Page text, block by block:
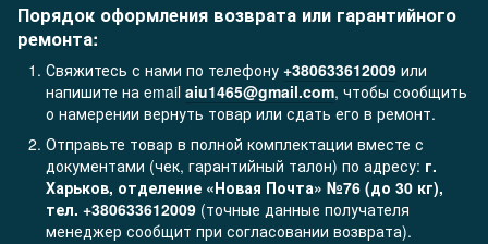
Порядок оформления возврата или гарантийного
ремонта:
Свяжитесь с нами по телефону +380633612009 или
напишите на email aiu1465@gmail.com, чтобы сообщить
о намерении вернуть товар или сдать его в ремонт.
Отправьте товар в полной комплектации вместе с
документами (чек, гарантийный талон) по адресу: г.
Харьков, отделение «Новая Почта» №76 (до 30 кг),
тел. +380633612009 (точные данные получателя
менеджер сообщит при согласовании возврата).